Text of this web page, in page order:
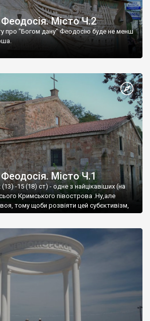
Місто Ч.2
про "Богом дану" Феодосію буде не менш
Місто Ч.1
-15 (18) ст) - одне з найцікавіших (на
Кримського півострова .Ну,але
тому щоби розвіяти цей субєктивізм,
це